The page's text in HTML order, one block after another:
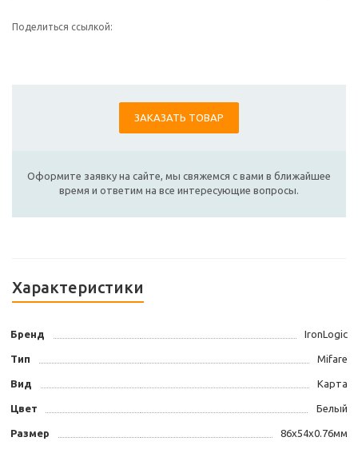
Поделиться ссылкой:
ЗАКАЗАТЬ ТОВАР
Оформите заявку на сайте, мы свяжемся с вами в ближайшее
время и ответим на все интересующие вопросы.
Характеристики
Бренд IronLogic
Тип Mifare
Вид Карта
Цвет Белый
Размер 86х54х0.76мм